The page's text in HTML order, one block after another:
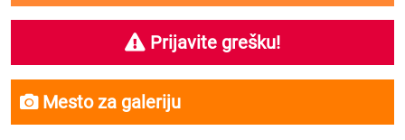
Prijavite grešku!
Mesto za galeriju